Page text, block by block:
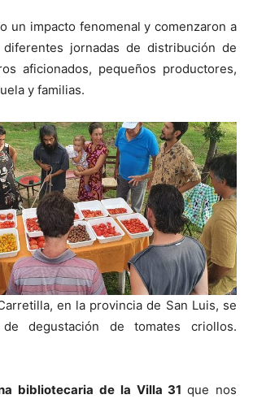
un impacto fenomenal y comenzaron a
jornadas de distribución de
aficionados, pequeños productores,
y familias.
en la provincia de San Luis, se
degustación de tomates criollos.
bibliotecaria de la Villa 31que nos